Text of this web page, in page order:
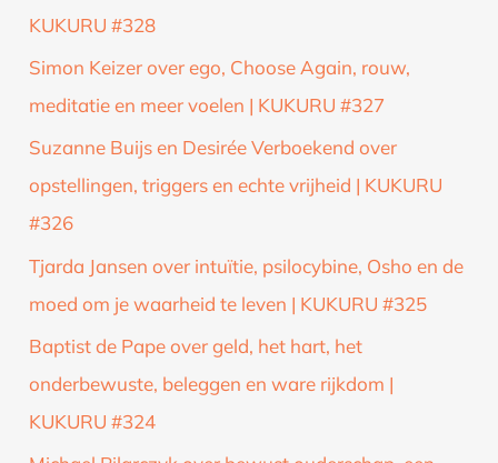
KUKURU #328
Simon Keizer over ego, Choose Again, rouw,
meditatie en meer voelen | KUKURU #327
Suzanne Buijs en Desirée Verboekend over
opstellingen, triggers en echte vrijheid | KUKURU
#326
Tjarda Jansen over intuïtie, psilocybine, Osho en de
moed om je waarheid te leven | KUKURU #325
Baptist de Pape over geld, het hart, het
onderbewuste, beleggen en ware rijkdom |
KUKURU #324